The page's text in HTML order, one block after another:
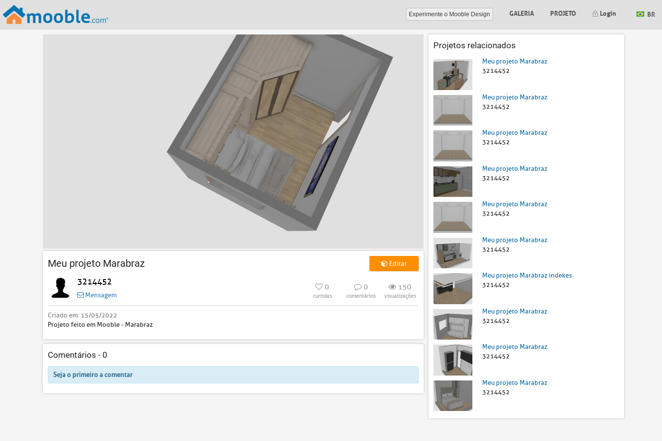
Experimente o Mooble Design GALERIA PROJETO Login BR
Meu projeto Marabraz Editar
3214452
Mensagem
0
curtidas
0
comentários
150
visualizações
Criado em: 15/05/2022
Projeto feito em Mooble - Marabraz
Comentários - 0
Seja o primeiro a comentar
Projetos relacionados
Meu projeto Marabraz
3214452
Meu projeto Marabraz
3214452
Meu projeto Marabraz
3214452
Meu projeto Marabraz
3214452
Meu projeto Marabraz
3214452
Meu projeto Marabraz
3214452
Meu projeto Marabraz indekes
3214452
Meu projeto Marabraz
3214452
Meu projeto Marabraz
3214452
Meu projeto Marabraz
3214452